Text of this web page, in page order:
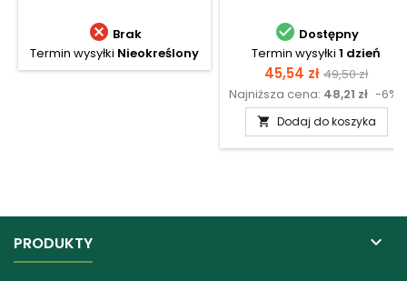
 Brak
Termin wysyłki Nieokreślony
 Dostępny
Termin wysyłki 1 dzień
Cena
45,54 zł Cena
49,50 zł
Najniższa cena: 48,21 zł -6%
 Dodaj do koszyka
PRODUKTY 